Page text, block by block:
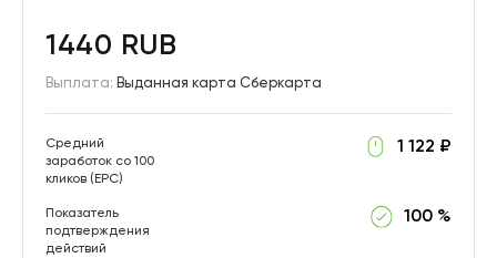
1440 RUB
Выплата: Выданная карта Сберкарта
Средний
заработок со 100
кликов (EPC)
1 122 ₽
Показатель
подтверждения
действий
100 %